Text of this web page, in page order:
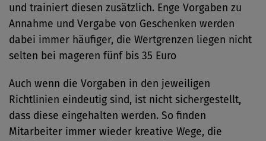
und trainiert diesen zusätzlich. Enge Vorgaben zu
Annahme und Vergabe von Geschenken werden
dabei immer häufiger, die Wertgrenzen liegen nicht
selten bei mageren fünf bis 35 Euro
Auch wenn die Vorgaben in den jeweiligen
Richtlinien eindeutig sind, ist nicht sichergestellt,
dass diese eingehalten werden. So finden
Mitarbeiter immer wieder kreative Wege, die